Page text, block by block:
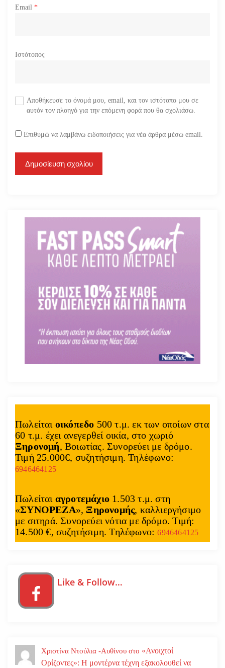
Email *
Ιστότοπος
Αποθήκευσε το όνομά μου, email, και τον ιστότοπο μου σε
αυτόν τον πλοηγό για την επόμενη φορά που θα σχολιάσω.
Επιθυμώ να λαμβάνω ειδοποιήσεις για νέα άρθρα μέσω email.
Πωλείται οικόπεδο 500 τ.μ. εκ των οποίων στα
60 τ.μ. έχει ανεγερθεί οικία, στο χωριό
Ξηρονομή, Βοιωτίας. Συνορεύει με δρόμο.
Τιμή 25.000€, συζητήσιμη. Τηλέφωνο:
6946464125
Πωλείται αγροτεμάχιο 1.503 τ.μ. στη
«ΣΥΝΟΡΕΖΑ», Ξηρονομής, καλλιεργήσιμο
με σιτηρά. Συνορεύει νότια με δρόμο. Τιμή:
14.500 €, συζητήσιμη. Τηλέφωνο:6946464125
Like & Follow…
Χριστίνα Ντούλια -Αυθίνου στο «Ανοιχτοί
Ορίζοντες»: Η μοντέρνα τέχνη εξακολουθεί να